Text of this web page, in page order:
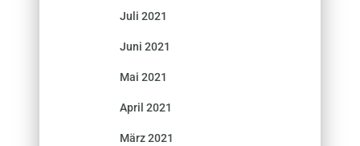
Juli 2021
Juni 2021
Mai 2021
April 2021
März 2021